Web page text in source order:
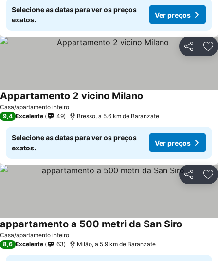
Selecione as datas para ver os preços
exatos.
Ver preços
Partilhar
Casa/apartamento inteiro
Appartamento 2 vicino Milano
9,4 Excelente 49 Bresso, a 5.6 km de Baranzate
Selecione as datas para ver os preços
exatos.
Ver preços
Partilhar
Casa/apartamento inteiro
appartamento a 500 metri da San Siro
8,6 Excelente 63 Milão, a 5.9 km de Baranzate